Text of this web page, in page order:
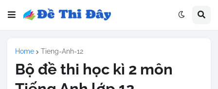
Home Tieng-Anh-12
Bộ đề thi học kì 2 môn